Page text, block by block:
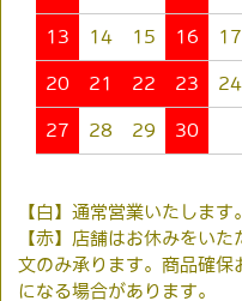
13 14 15 16 17
20 21 22 23 24
27 28 29 30
【白】通常営業いたします。
【赤】店舗はお休みをい
文のみ承ります。商品確保
になる場合があります。